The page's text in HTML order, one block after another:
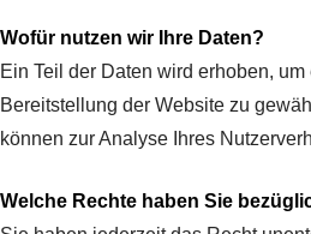
Wofür nutzen wir Ihre Daten?
Ein Teil der Daten wird erhoben,
Bereitstellung der Website zu
können zur Analyse Ihres
Welche Rechte haben Sie